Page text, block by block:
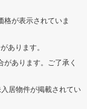
が表示されていま
あります。
あります。ご了承く
居物件が掲載されてい